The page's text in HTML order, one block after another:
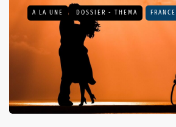
A LA UNE DOSSIER - THEMA FRANCE